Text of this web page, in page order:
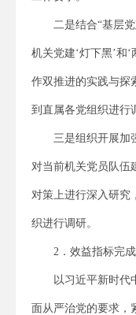
二是结合“基层
机关党建‘灯下黑’和
作双推进的实践与探
到直属各党组织进行
三是组织开展加
对当前机关党员队伍
对策上进行深入研究
织进行调研。
2．效益指标完成
以习近平新时代
面从严治党的要求，